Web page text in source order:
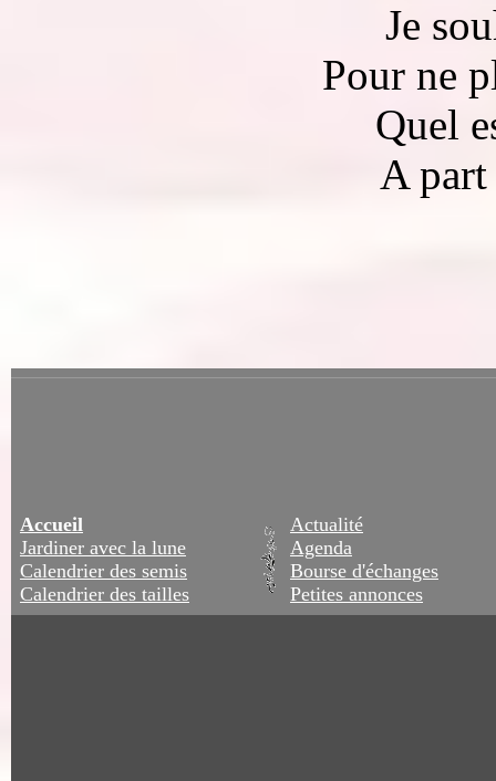
Je
Pour ne
Quel
A
Accueil
Jardiner avec la lune
Calendrier des semis
Calendrier des tailles
Actualité
Agenda
Bourse d'échanges
Petites annonces